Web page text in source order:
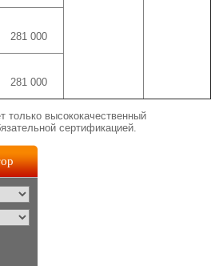
281 000
281 000
высококачественный
сертификацией.